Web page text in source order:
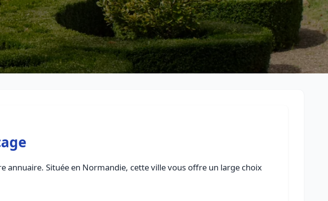
annuaire. Située en Normandie, cette ville vous offre un large choix